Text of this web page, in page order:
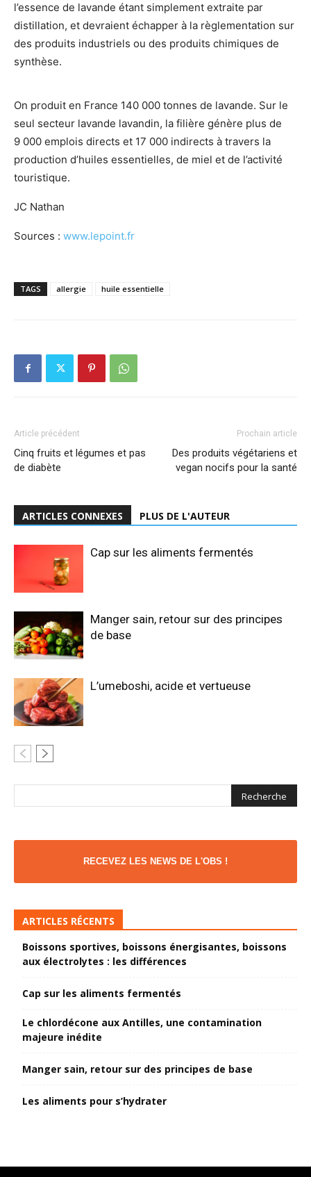
l’essence de lavande étant simplement extraite par
distillation, et devraient échapper à la règlementation sur
des produits industriels ou des produits chimiques de
synthèse.
On produit en France 140 000 tonnes de lavande. Sur le
seul secteur lavande lavandin, la filière génère plus de
9 000 emplois directs et 17 000 indirects à travers la
production d’huiles essentielles, de miel et de l’activité
touristique.
JC Nathan
Sources : www.lepoint.fr
TAGS allergie huile essentielle
Article précédent
Cinq fruits et légumes et pas
de diabète
Prochain article
Des produits végétariens et
vegan nocifs pour la santé
ARTICLES CONNEXES PLUS DE L'AUTEUR
Cap sur les aliments fermentés
Manger sain, retour sur des principes
de base
L’umeboshi, acide et vertueuse
RECEVEZ LES NEWS DE L'OBS !
ARTICLES RÉCENTS
Boissons sportives, boissons énergisantes, boissons
aux électrolytes : les différences
Cap sur les aliments fermentés
Le chlordécone aux Antilles, une contamination
majeure inédite
Manger sain, retour sur des principes de base
Les aliments pour s’hydrater